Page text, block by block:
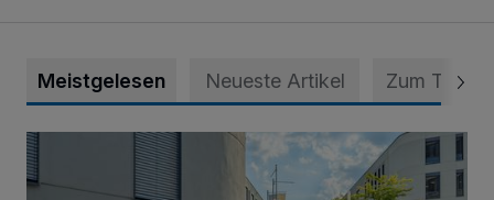
Meistgelesen Neueste Artikel Zum Thema
Junge Leute starten Ausbildung bei der Stadt